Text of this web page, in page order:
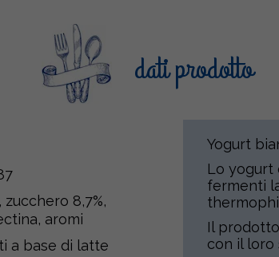
dati prodotto
8,7%,
aromi
a base di latte
Yogurt
Lo yogurt
fermenti
Il
con il loro